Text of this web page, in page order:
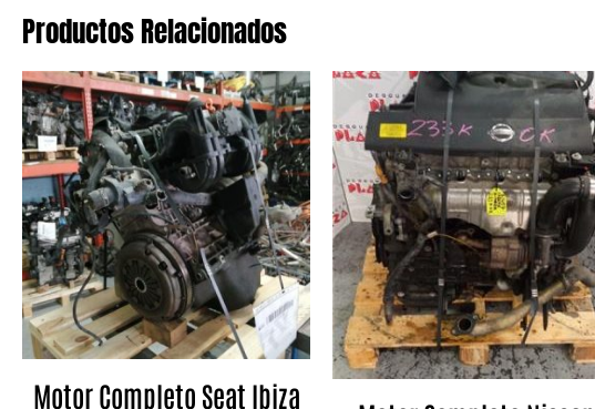
Productos Relacionados
Motor Completo Seat Ibiza